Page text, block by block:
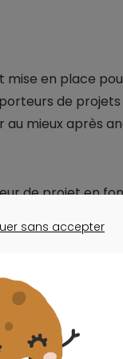
en place
de
mieux après
de projet en
d’emprunter
de
à un éco-
sans accepter